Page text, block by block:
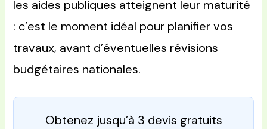
les aides publiques atteignent leur maturité
: c’est le moment idéal pour planifier vos
travaux, avant d’éventuelles révisions
budgétaires nationales.
Obtenez jusqu’à 3 devis gratuits